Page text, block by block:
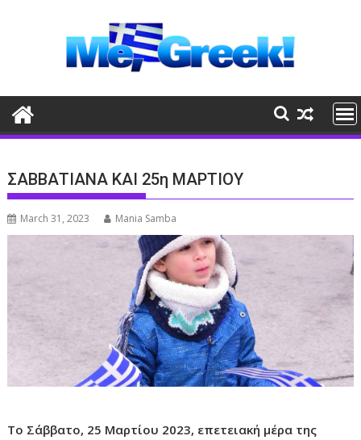
ΣΑΒΒΑΤΙΑΝΑ ΚΑΙ 25η ΜΑΡΤΙΟΥ
March 31, 2023 Mania Samba
Το Σάββατο, 25 Μαρτίου 2023, επετειακή μέρα της